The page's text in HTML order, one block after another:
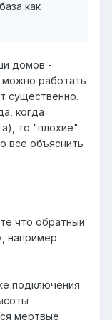
как
домов -
можно работать
существенно.
когда
то "плохие"
все объяснить
что обратный
например
подключения
мертвые